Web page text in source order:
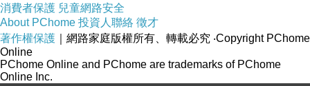
消費者保護 兒童網路安全
About PChome 投資人聯絡 徵才
著作權保護 ｜網路家庭版權所有、轉載必究 ‧Copyright PChome
Online
PChome Online and PChome are trademarks of PChome
Online Inc.